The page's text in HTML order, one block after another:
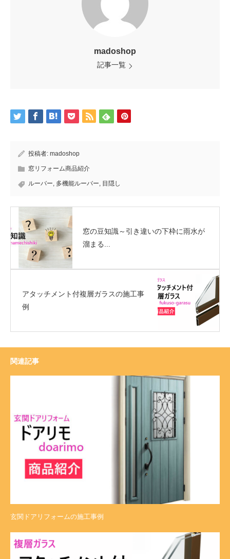
madoshop
記事一覧
投稿者: madoshop
窓リフォーム商品紹介
ルーバー, 多機能ルーバー, 目隠し
窓の豆知識～引き違いの下枠に雨水が
溜まる...
アタッチメント付複層ガラスの施工事
例
関連記事
玄関ドアリフォームの施工事例